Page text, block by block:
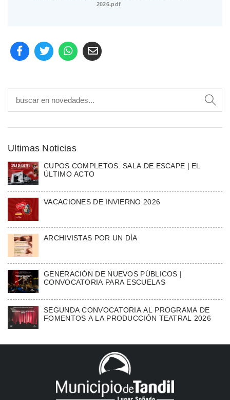
2026.pdf
Ultimas Noticias
CUPOS COMPLETOS: SALA DE ESCAPE | EL
ÚLTIMO ACTO
VACACIONES DE INVIERNO 2026
ARCHIVISTAS POR UN DÍA
GENERACIÓN DE NUEVOS PÚBLICOS |
CONVOCATORIA PARA ESCUELAS
SEGUNDA CONVOCATORIA AL PROGRAMA DE
FOMENTOS A LA PRODUCCIÓN TEATRAL 2026